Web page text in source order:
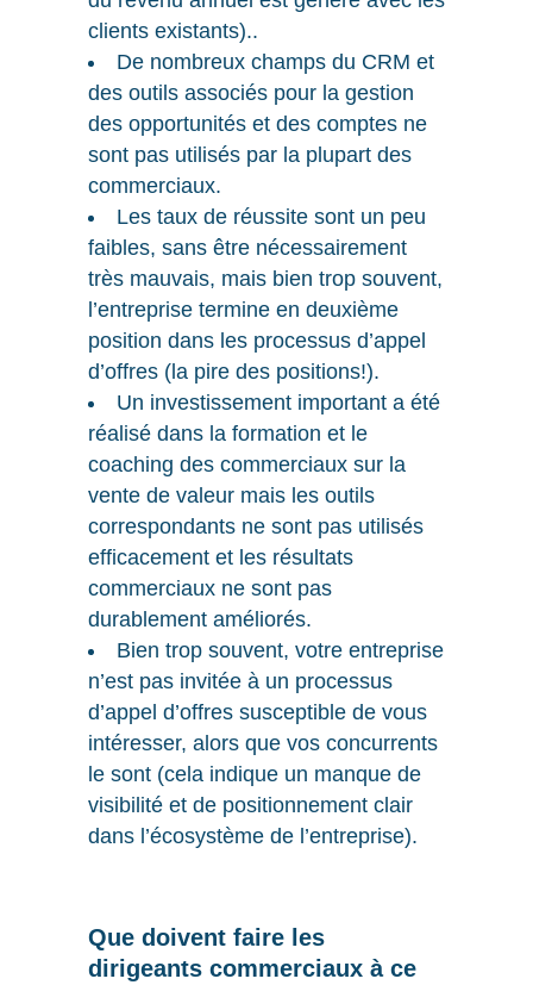
clients existants)..
De nombreux champs du CRM et
des outils associés pour la gestion
des opportunités et des comptes ne
sont pas utilisés par la plupart des
commerciaux.
Les taux de réussite sont un peu
faibles, sans être nécessairement
très mauvais, mais bien trop souvent,
l’entreprise termine en deuxième
position dans les processus d’appel
d’offres (la pire des positions!).
Un investissement important a été
réalisé dans la formation et le
coaching des commerciaux sur la
vente de valeur mais les outils
correspondants ne sont pas utilisés
efficacement et les résultats
commerciaux ne sont pas
durablement améliorés.
Bien trop souvent, votre entreprise
n’est pas invitée à un processus
d’appel d’offres susceptible de vous
intéresser, alors que vos concurrents
le sont (cela indique un manque de
visibilité et de positionnement clair
dans l’écosystème de l’entreprise).
Que doivent faire les
dirigeants commerciaux à ce